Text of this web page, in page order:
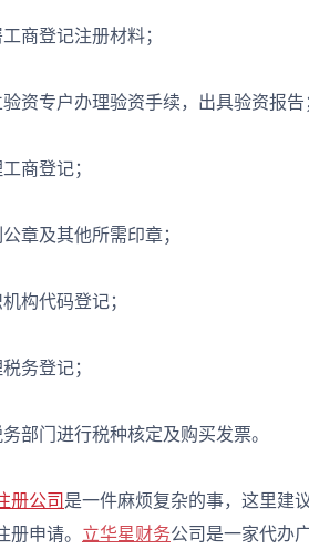
登记注册材料；
专户办理验资手续，出具验资报告
登记；
及其他所需印章；
代码登记；
登记；
门进行税种核定及购买发票。
册公司 是一件麻烦复杂的事，这里建
册申请。 立华星财务公司是一家代办